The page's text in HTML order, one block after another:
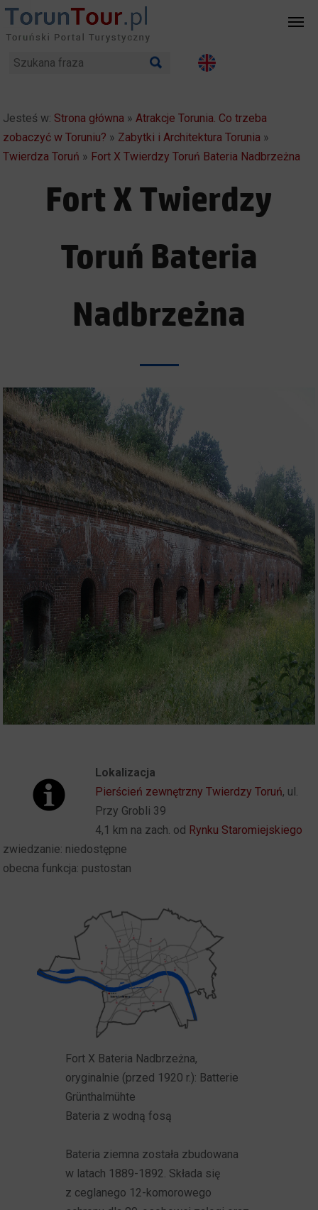
Jesteś w: Strona główna »Atrakcje Torunia. Co trzeba
zobaczyć w Toruniu? » Zabytki i Architektura Torunia »
Twierdza Toruń » Fort X Twierdzy Toruń Bateria Nadbrzeżna
Fort X Twierdzy
Toruń Bateria
Nadbrzeżna
Lokalizacja
Pierścień zewnętrzny Twierdzy Toruń, ul.
Przy Grobli 39
4,1 km na zach. od Rynku Staromiejskiego
zwiedzanie: niedostępne
obecna funkcja: pustostan
Fort X Bateria Nadbrzeżna,
oryginalnie (przed 1920 r.): Batterie
Grünthalmühte
Bateria z wodną fosą
Bateria ziemna została zbudowana
w latach 1889-1892. Składa się
z ceglanego 12-komorowego